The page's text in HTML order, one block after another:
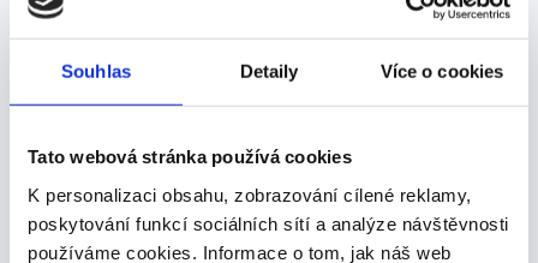
Souhlas Detaily Více o cookies
Tato webová stránka používá cookies
K personalizaci obsahu, zobrazování cílené reklamy,
poskytování funkcí sociálních sítí a analýze návštěvnosti
používáme cookies. Informace o tom, jak náš web
People living on the island are worried about the future
of their language.Obyvatelé ostrova se obávají o
budoucnost svého jazyka. A) are afraid B) are worried
C) are frightened Tady je dobré…
Oh I have to make sure I have
everything on me.